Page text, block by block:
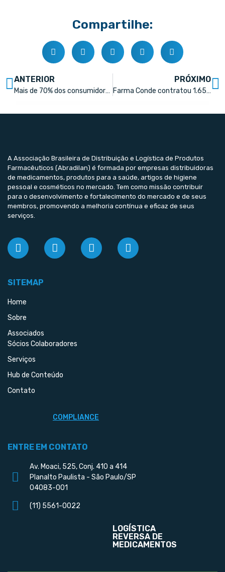
Compartilhe:
ANTERIOR
Mais de 70% dos consumidores já compraram pelo menos um medicamento genérico
PRÓXIMO
Farma Conde contratou 1.659 novos funcionários em 2022
A Associação Brasileira de Distribuição e Logística de Produtos
Farmacêuticos (Abradilan) é formada por empresas distribuidoras
de medicamentos, produtos para a saúde, artigos de higiene
pessoal e cosméticos no mercado. Tem como missão contribuir
para o desenvolvimento e fortalecimento do mercado e de seus
membros, promovendo a melhoria contínua e eficaz de seus
serviços.
SITEMAP
Home
Sobre
Associados
Sócios Colaboradores
Serviços
Hub de Conteúdo
Contato
COMPLIANCE
ENTRE EM CONTATO
Av. Moaci, 525, Conj. 410 a 414
Planalto Paulista - São Paulo/SP
04083-001
(11) 5561-0022
LOGÍSTICA
REVERSA DE
MEDICAMENTOS